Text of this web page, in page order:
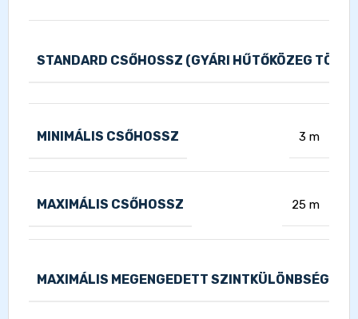
STANDARD CSŐHOSSZ (GYÁRI HŰTŐKÖZEG
MINIMÁLIS CSŐHOSSZ 3 m
MAXIMÁLIS CSŐHOSSZ 25 m
MAXIMÁLIS MEGENGEDETT SZINTKÜLÖNBSÉG